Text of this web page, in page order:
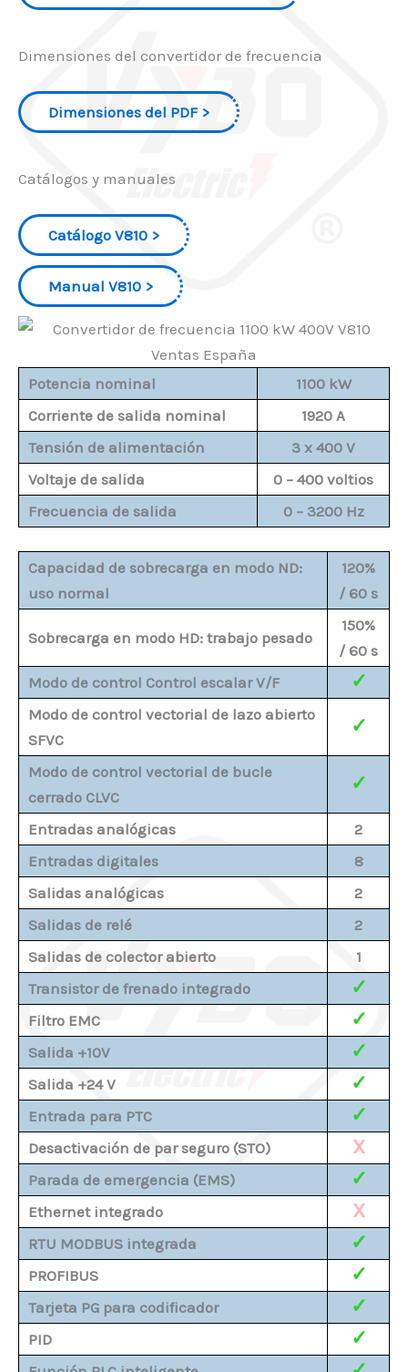
Dimensiones del convertidor de frecuencia
Dimensiones del PDF
Catálogos y manuales
Catálogo V810
Manual V810
Potencia nominal
1100 kW
Corriente de salida nominal
1920 A
Tensión de alimentación
3 x 400 V
Voltaje de salida
0 – 400 voltios
Frecuencia de salida
0 – 3200 Hz
Capacidad de sobrecarga en modo ND:
uso normal
120%
/ 60 s
Sobrecarga en modo HD: trabajo pesado
150%
/ 60 s
Modo de control Control escalar V/F
✓
Modo de control vectorial de lazo abierto
SFVC
✓
Modo de control vectorial de bucle
cerrado CLVC
✓
Entradas analógicas
2
Entradas digitales
8
Salidas analógicas
2
Salidas de relé
2
Salidas de colector abierto
1
Transistor de frenado integrado
✓
Filtro EMC ✓
Salida +10V ✓
Salida +24 V ✓
Entrada para PTC ✓
Desactivación de par seguro (STO) X
Parada de emergencia (EMS) ✓
Ethernet integrado X
RTU MODBUS integrada ✓
PROFIBUS ✓
Tarjeta PG para codificador ✓
PID ✓